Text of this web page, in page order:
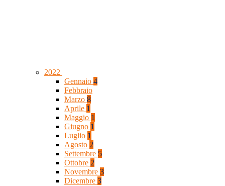
2022
Gennaio 4
Febbraio
Marzo 8
Aprile 1
Maggio 1
Giugno 1
Luglio 1
Agosto 2
Settembre 5
Ottobre 2
Novembre 3
Dicembre 3